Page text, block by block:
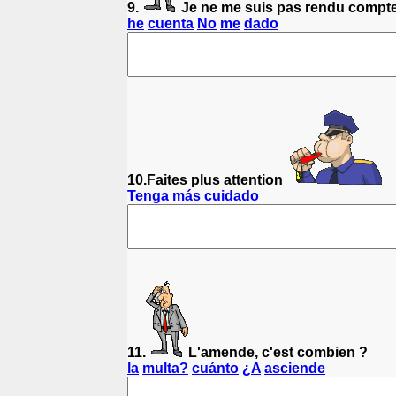
9.
Je ne me suis pas rendu
he cuenta No me dado
10.Faites plus attention
Tenga más cuidado
11.
L'amende, c'est combien ?
la multa? cuánto ¿A asciende